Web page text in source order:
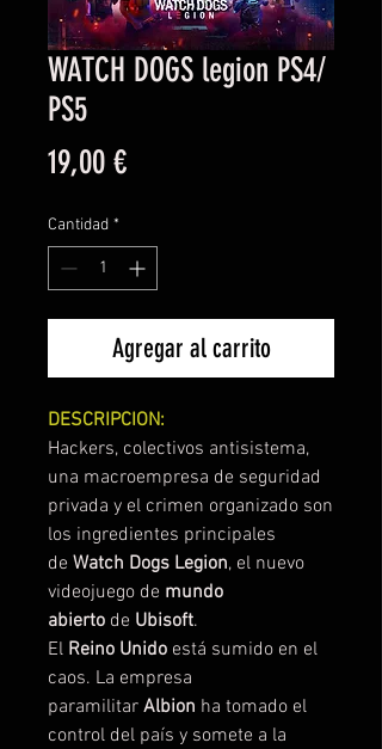
WATCH DOGS legion PS4/
PS5
19,00 €Precio
Cantidad *
Agregar al carrito
DESCRIPCION:
Hackers, colectivos antisistema,
una macroempresa de seguridad
privada y el crimen organizado son
los ingredientes principales
de Watch Dogs Legion, el nuevo
videojuego de mundo
abierto de Ubisoft.
El Reino Unido está sumido en el
caos. La empresa
paramilitar Albion ha tomado el
control del país y somete a la